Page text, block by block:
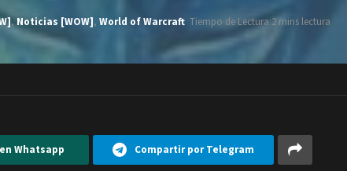
,Noticias [WOW], World of Warcraft Tiempo de Lectura:2 mins lectura
Whatsapp Compartir por Telegram